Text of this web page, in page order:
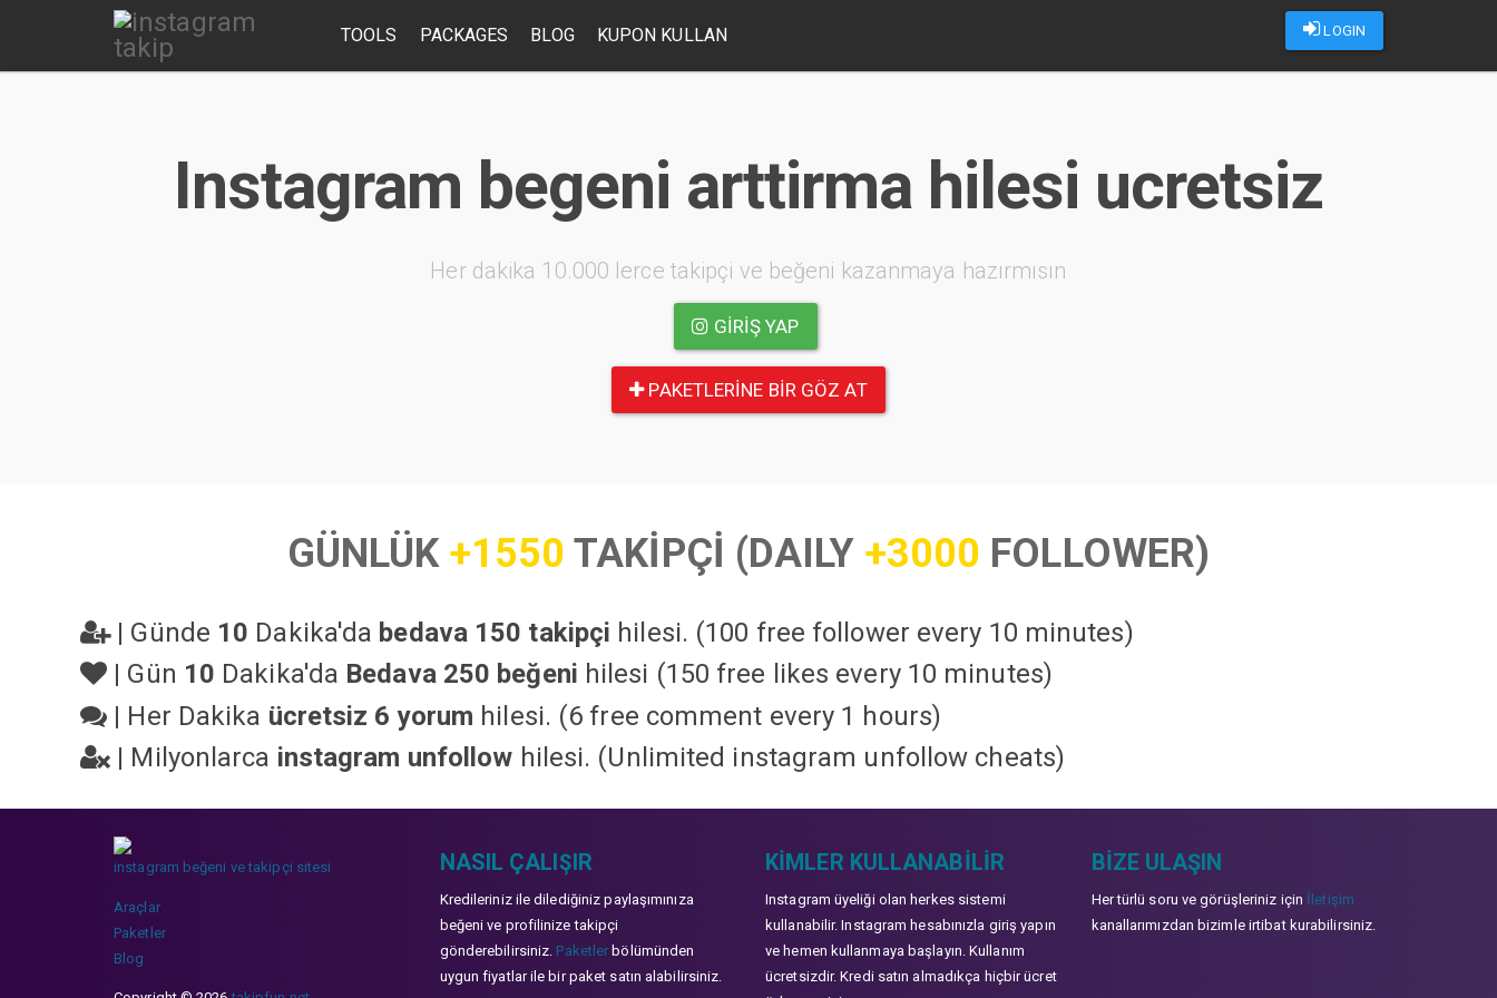
LOGIN
TOOLS PACKAGES BLOG KUPON KULLAN
Instagram begeni arttirma hilesi ucretsiz
Her dakika 10.000 lerce takipçi ve beğeni kazanmaya hazırmısın
GIRIŞ YAP
PAKETLERINE BIR GÖZ AT
GÜNLÜK +1550 TAKİPÇİ (DAILY +3000 FOLLOWER)
| Günde 10 Dakika'da bedava 150 takipçi hilesi. (100 free follower every 10 minutes)
| Gün 10 Dakika'da Bedava 250 beğeni hilesi (150 free likes every 10 minutes)
| Her Dakika ücretsiz 6 yorum hilesi. (6 free comment every 1 hours)
| Milyonlarca instagram unfollow hilesi. (Unlimited instagram unfollow cheats)
instagram beğeni ve takipçi sitesi
Araçlar
Paketler
Blog
NASIL ÇALIŞIR
Kredileriniz ile dilediğiniz paylaşımınıza
beğeni ve profilinize takipçi
gönderebilirsiniz. Paketler bölümünden
uygun fiyatlar ile bir paket satın alabilirsiniz.
KIMLER KULLANABILIR
Instagram üyeliği olan herkes sistemi
kullanabilir. Instagram hesabınızla giriş yapın
ve hemen kullanmaya başlayın. Kullanım
ücretsizdir. Kredi satın almadıkça hiçbir ücret
BIZE ULAŞIN
Her türlü soru ve görüşleriniz için İletişim
kanallarımızdan bizimle irtibat kurabilirsiniz.